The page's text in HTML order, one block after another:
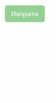
Изпрати